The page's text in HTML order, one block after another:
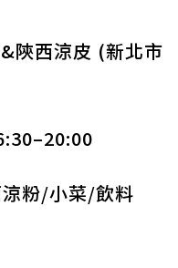
陝西涼皮 (新北市
粉/小菜/飲料